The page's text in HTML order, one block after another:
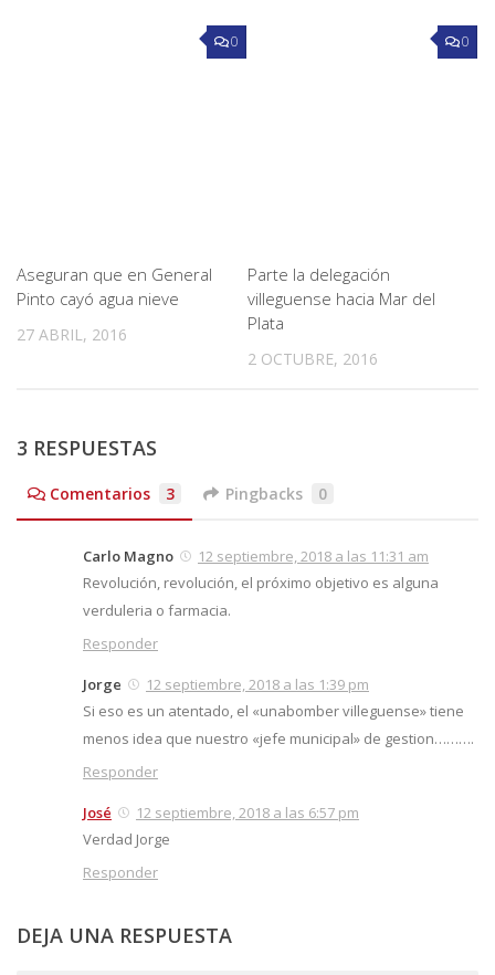
0
Aseguran que en General
Pinto cayó agua nieve
27 ABRIL, 2016
0
Parte la delegación
villeguense hacia Mar del
Plata
2 OCTUBRE, 2016
3 RESPUESTAS
Comentarios 3 Pingbacks 0
Carlo Magno
12 septiembre, 2018 a las 11:31 am
Revolución, revolución, el próximo objetivo es alguna
verduleria o farmacia.
Responder
Jorge
12 septiembre, 2018 a las 1:39 pm
Si eso es un atentado, el «unabomber villeguense» tiene
menos idea que nuestro «jefe municipal» de gestion……….
Responder
José
12 septiembre, 2018 a las 6:57 pm
Verdad Jorge
Responder
DEJA UNA RESPUESTA